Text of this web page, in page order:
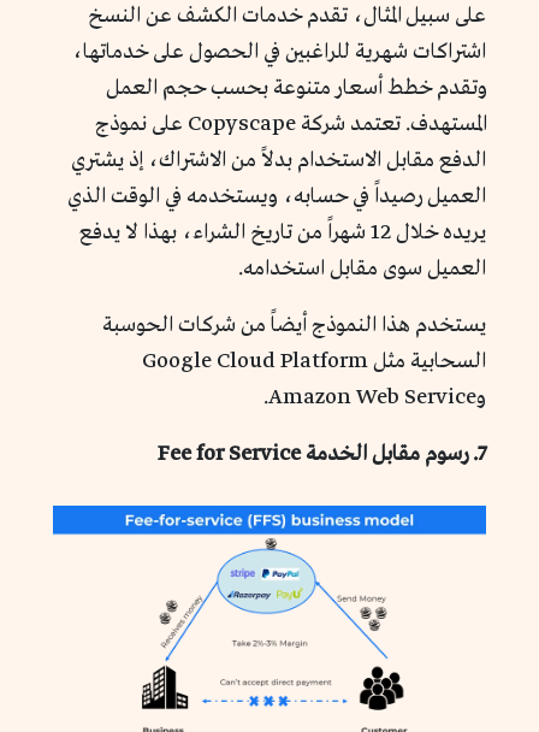
على سبيل المثال، تقدم خدمات الكشف عن النسخ
اشتراكات شهرية للراغبين في الحصول على خدماتها،
وتقدم خطط أسعار متنوعة بحسب حجم العمل
المستهدف. تعتمد شركة Copyscape على نموذج
الدفع مقابل الاستخدام بدلاً من الاشتراك، إذ يشتري
العميل رصيداً في حسابه، ويستخدمه في الوقت الذي
يريده خلال 12 شهراً من تاريخ الشراء، بهذا لا يدفع
العميل سوى مقابل استخدامه.
يستخدم هذا النموذج أيضاً من شركات الحوسبة
السحابية مثل Google Cloud Platform
وAmazon Web Service.
7. رسوم مقابل الخدمة Fee for Service